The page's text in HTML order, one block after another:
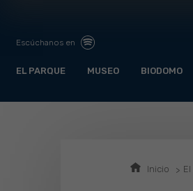
Escúchanos en
EL PARQUE MUSEO BIODOMO
Inicio